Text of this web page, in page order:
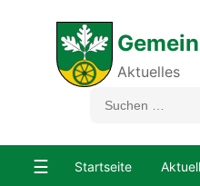
Aktuelles
☰ Startseite